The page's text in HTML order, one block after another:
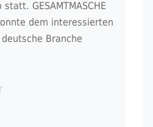
statt. GESAMTMASCHE
dem interessierten
Branche